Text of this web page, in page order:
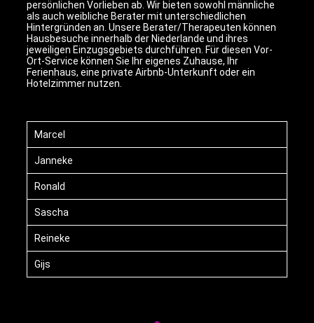
persönlichen Vorlieben ab. Wir bieten sowohl männliche
als auch weibliche Berater mit unterschiedlichen
Hintergründen an. Unsere Berater/Therapeuten können
Hausbesuche innerhalb der Niederlande und ihres
jeweiligen Einzugsgebiets durchführen. Für diesen Vor-
Ort-Service können Sie Ihr eigenes Zuhause, Ihr
Ferienhaus, eine private Airbnb-Unterkunft oder ein
Hotelzimmer nutzen.
Marcel
Janneke
Ronald
Sascha
Reineke
Gijs